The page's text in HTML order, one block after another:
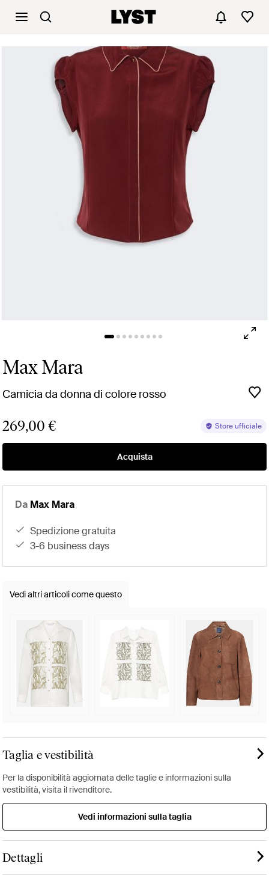
Max Mara
Camicia da donna di colore rosso
269,00 € Store ufficiale
Acquista
Da Max Mara
spedizione gratuita
3-6 business days
Vedi altri articoli come questo
Taglia e vestibilità
Per la disponibilità aggiornata delle taglie e informazioni sulla
vestibilità, visita il rivenditore.
Vedi informazioni sulla taglia
Dettagli